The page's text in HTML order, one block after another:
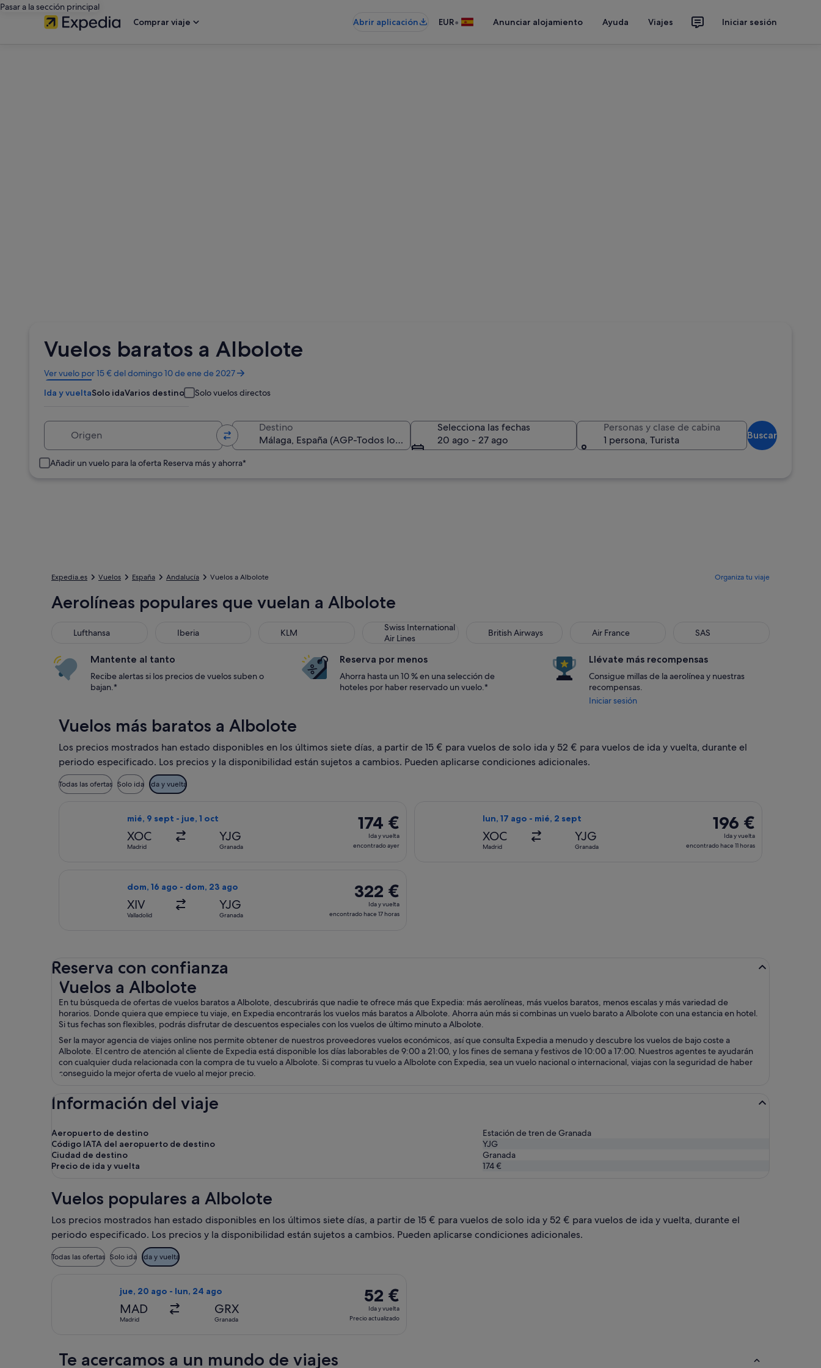
Pasar a la sección principal
Comprar viaje
Abrir aplicación EUR• Anunciar alojamiento Ayuda Viajes Iniciar sesión
Vuelos baratos a Albolote
Ver vuelo por 15 € del domingo 10 de ene de 2027
Se
abre
en
nueva
Ida y vueltaSolo idaVarios destinos Solo vuelos directos
Destino
Selecciona las fechas
20 ago - 27 ago
Personas y clase de cabina
1 persona, Turista
Buscar
Añadir un vuelo para la oferta Reserva más y ahorra*
Expedia.es Vuelos España Andalucía Vuelos a Albolote Organiza tu viaje
Aerolíneas populares que vuelan a Albolote
Lufthansa
Lufthansa Iberia
Iberia KLM
Swiss International
Air Lines
Swiss International Air Lines British Airways
British Airways Air France
Air France SAS
Mantente al tanto
Recibe alertas si los precios de vuelos suben o
bajan.*
Reserva por menos
Ahorra hasta un 10 % en una selección de
hoteles por haber reservado un vuelo.*
Llévate más recompensas
Consigue millas de la aerolínea y nuestras
recompensas.
Iniciar sesión
Vuelos más baratos a Albolote
Los precios mostrados han estado disponibles en los últimos siete días, a partir de 15 € para vuelos de solo ida y 52 € para vuelos de ida y vuelta, durante el
periodo especificado. Los precios y la disponibilidad están sujetos a cambios. Pueden aplicarse condiciones adicionales.
Todas las ofertas Solo ida Ida y vuelta
mié, 9 sept - jue, 1 oct
XOC
Madrid
YJG
Granada
174 €
Ida
y
ayer
174 €
Ida y vuelta
encontrado ayer
lun, 17 ago - mié, 2 sept
XOC
Madrid
YJG
Granada
196 €
Ida
y
196 €
Ida y vuelta
encontrado hace 11 horas
dom, 16 ago - dom, 23 ago
XIV
Valladolid
YJG
Granada
322 €
Ida
y
322 €
Ida y vuelta
encontrado hace 17 horas
Reserva con confianza
Vuelos a Albolote
En tu búsqueda de ofertas de vuelos baratos a Albolote, descubrirás que nadie te ofrece más que Expedia: más aerolíneas, más vuelos baratos, menos escalas y más variedad de
horarios. Donde quiera que empiece tu viaje, en Expedia encontrarás los vuelos más baratos a Albolote. Ahorra aún más si combinas un vuelo barato a Albolote con una estancia en hotel.
Si tus fechas son flexibles, podrás disfrutar de descuentos especiales con los vuelos de último minuto a Albolote.
Ser la mayor agencia de viajes online nos permite obtener de nuestros proveedores vuelos económicos, así que consulta Expedia a menudo y descubre los vuelos de bajo coste a
Albolote. El centro de atención al cliente de Expedia está disponible los días laborables de 9:00 a 21:00, y los fines de semana y festivos de 10:00 a 17:00. Nuestros agentes te ayudarán
con cualquier duda relacionada con la compra de tu vuelo a Albolote. Si compras tu vuelo a Albolote con Expedia, sea un vuelo nacional o internacional, viajas con la seguridad de haber
conseguido la mejor oferta de vuelo al mejor precio.
Vuelos a Albolote
Información del viaje
Aeropuerto de destino
Estación de tren de Granada
Código IATA del aeropuerto de destino
YJG
Ciudad de destino
Granada
Precio de ida y vuelta
174 €
Vuelos populares a Albolote
Los precios mostrados han estado disponibles en los últimos siete días, a partir de 15 € para vuelos de solo ida y 52 € para vuelos de ida y vuelta, durante el
periodo especificado. Los precios y la disponibilidad están sujetos a cambios. Pueden aplicarse condiciones adicionales.
Todas las ofertas Solo ida Ida y vuelta
jue, 20 ago - lun, 24 ago
MAD
Madrid
GRX
Granada
52 €
Ida
y
52 €
Ida y vuelta
Precio actualizado
Te acercamos a un mundo de viajes